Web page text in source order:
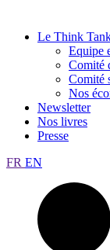
Le Think
Equipe
Comité
Comité
Nos
Newsletter
Nos livres
Presse
FR EN